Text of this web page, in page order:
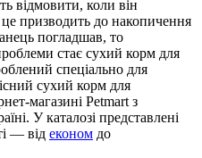
відмовити, коли він
призводить до накопичення
погладшав, то
стає сухий корм для
спеціально для
сухий корм для
магазині Petmart з
У каталозі представлені
— від економ до